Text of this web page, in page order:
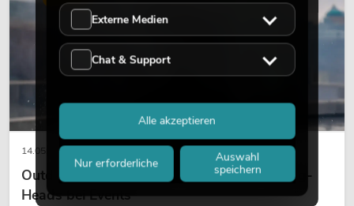
14.05.2026
Outdoor Moving-Heads: Wetterfeste Moving-
Heads bei Events
Externe Medien
Chat & Support
Nur erforderliche
Auswahl
speichern
Alle akzeptieren